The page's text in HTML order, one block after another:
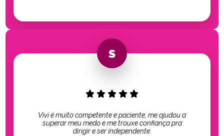
Vivi é muito competente e paciente, me ajudou a
superar meu medo e me trouxe confiança pra
dirigir e ser independente.